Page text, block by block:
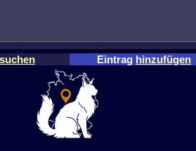
suchen Eintrag hinzufügen